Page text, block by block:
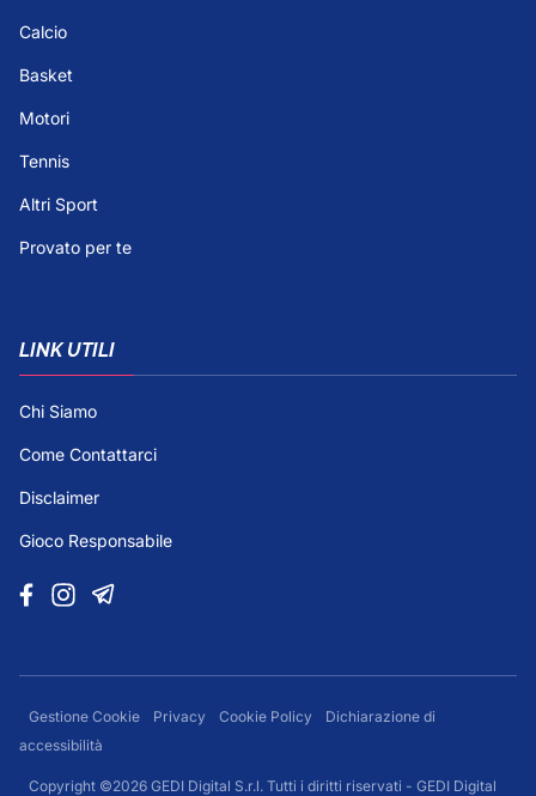
Calcio
Basket
Motori
Tennis
Altri Sport
Provato per te
LINK UTILI
Chi Siamo
Come Contattarci
Disclaimer
Gioco Responsabile
Gestione Cookie Privacy Cookie Policy
Dichiarazione di
accessibilità
Copyright ©2026 GEDI Digital S.r.l. Tutti i diritti riservati - GEDI Digital